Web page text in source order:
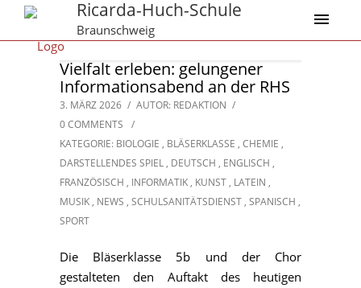
Ricarda-Huch-Schule
Braunschweig
Vielfalt erleben: gelungener
Informationsabend an der RHS
3. MÄRZ 2026 / AUTOR: REDAKTION /
0 COMMENTS
/
KATEGORIE: BIOLOGIE , BLÄSERKLASSE , CHEMIE ,
DARSTELLENDES SPIEL , DEUTSCH , ENGLISCH ,
FRANZÖSISCH , INFORMATIK , KUNST , LATEIN ,
MUSIK , NEWS , SCHULSANITÄTSDIENST , SPANISCH ,
SPORT
Die Bläserklasse 5b und der Chor
gestalteten den Auftakt des heutigen